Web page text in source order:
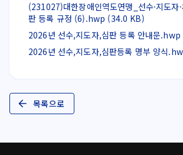
(231027)대한장애인역도연맹_선수·지도자·
판 등록 규정 (6).hwp (34.0 KB)
2026년 선수,지도자,심판 등록 안내문
2026년 선수,지도자,심판등록 명부 양식
목록으로